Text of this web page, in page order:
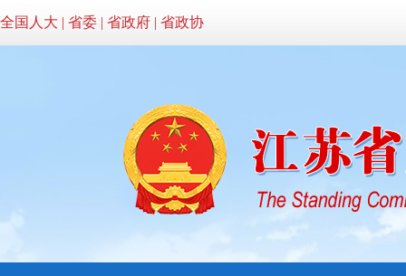
全国人大 | 省委 | 省政府 | 省政协